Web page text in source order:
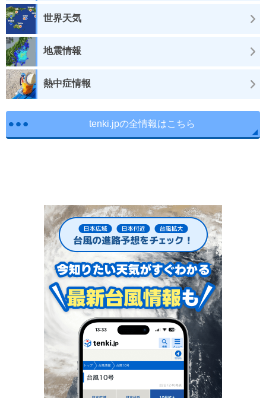
世界天気
地震情報
熱中症情報
tenki.jpの全情報はこちら